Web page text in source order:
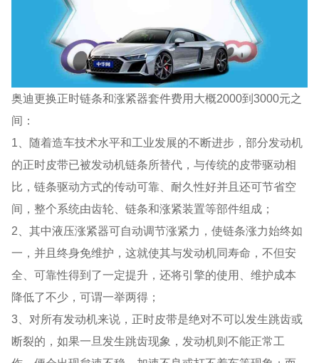
奥迪更换正时链条和涨紧器套件费用大概2000到3000元之
间：
1、随着造车技术水平和工业发展的不断进步，部分发动机
的正时皮带已被发动机链条所替代，与传统的皮带驱动相
比，链条驱动方式的传动可靠、耐久性好并且还可节省空
间，整个系统由齿轮、链条和涨紧装置等部件组成；
2、其中液压涨紧器可自动调节涨紧力，使链条涨力始终如
一，并且终身免维护，这就使其与发动机同寿命，不但安
全、可靠性得到了一定提升，还将引擎的使用、维护成本
降低了不少，可谓一举两得；
3、对所有发动机来说，正时皮带是绝对不可以发生跳齿或
断裂的，如果一旦发生跳齿现象，发动机则不能正常工